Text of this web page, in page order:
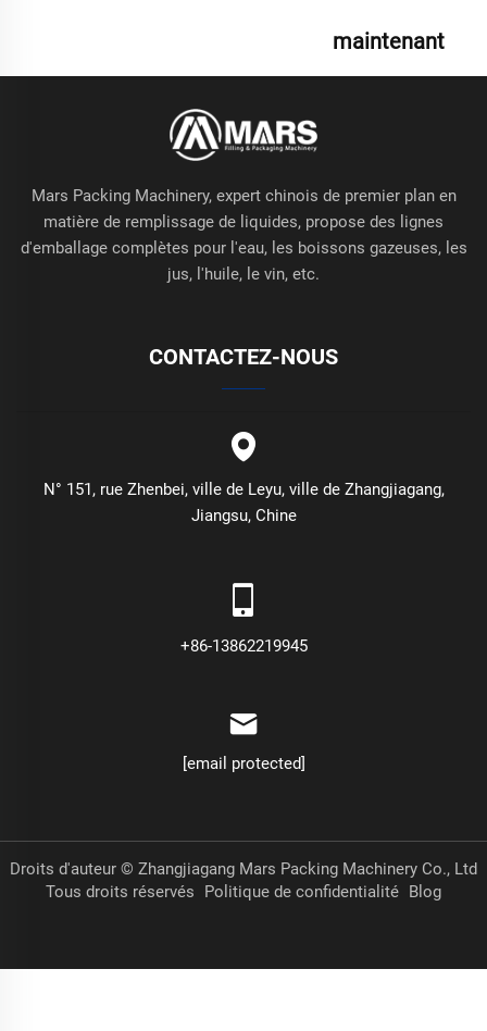
maintenant
Mars Packing Machinery, expert chinois de premier plan en
matière de remplissage de liquides, propose des lignes
d'emballage complètes pour l'eau, les boissons gazeuses, les
jus, l'huile, le vin, etc.
CONTACTEZ-NOUS
N° 151, rue Zhenbei, ville de Leyu, ville de Zhangjiagang,
Jiangsu, Chine
+86-13862219945
[email protected]
Droits d'auteur © Zhangjiagang Mars Packing Machinery Co., Ltd
Tous droits réservés
Politique de confidentialité Blog